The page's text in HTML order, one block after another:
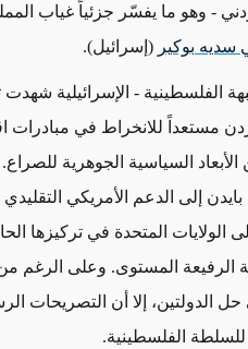
- وهو ما يفسّر جزئياً غياب
سديه بوكير (إسرائيل).
الفلسطينية - الإسرائيلية
مستعداً للانخراط في مبادرات
الأبعاد السياسية الجوهرية
بايدن إلى الدعم الأمريكي
الولايات المتحدة في تركيزها
الرفيعة المستوى. وعلى
حل الدولتين، إلا أن التصريحات
للسلطة الفلسطينية.